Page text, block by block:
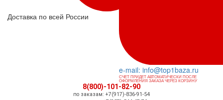
Доставка по всей России
e-mail: info@top1baza.ru
СЧЕТ ПРИДЕТ АВТОМАТИЧЕСКИ ПОСЛЕ
ОФОРМЛЕНИЯ ЗАКАЗА ЧЕРЕЗ КОРЗИНУ
8(800)-101-82-90
по заказам: +7(917)-836-91-54